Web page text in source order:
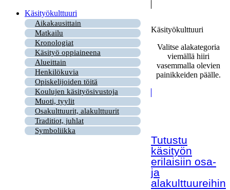
Käsityökulttuuri
Aikakausittain
Matkailu
Kronologiat
Käsityö oppiaineena
Alueittain
Henkilökuvia
Opiskelijoiden töitä
Koulujen käsityösivustoja
Muoti, tyylit
Osakulttuurit, alakulttuurit
Traditiot, juhlat
Symboliikka
Käsityökulttuuri
Valitse alakategoria
viemällä hiiri
vasemmalla olevien
painikkeiden päälle.
Tutustu
käsityön
erilaisiin osa-
ja
alakulttuureihin!